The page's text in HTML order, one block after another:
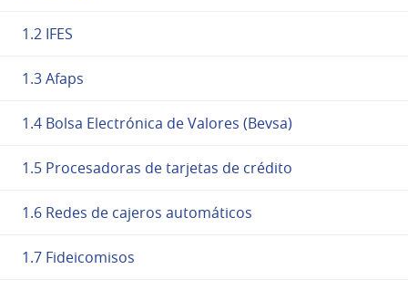
1.2 IFES
1.3 Afaps
1.4 Bolsa Electrónica de Valores (Bevsa)
1.5 Procesadoras de tarjetas de crédito
1.6 Redes de cajeros automáticos
1.7 Fideicomisos